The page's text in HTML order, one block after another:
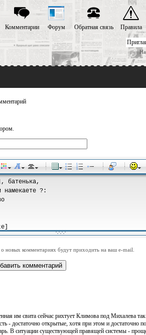
Комментарии Форум Обратная связь Правила
-
-
-
-
-
-
-
-
-
-
-
-
-
-
новых комментариях будут приходить на ваш e-mail.
им свита сейчас рихтует Климова под Михалева
- достаточно открытые, хотя при этом и достаточно
В ситуации существующей правящей системы -